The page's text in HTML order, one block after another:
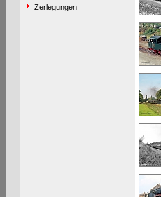
Zerlegungen